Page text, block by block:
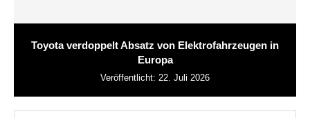
Toyota verdoppelt Absatz von Elektrofahrzeugen in
Europa
Veröffentlicht: 22. Juli 2026